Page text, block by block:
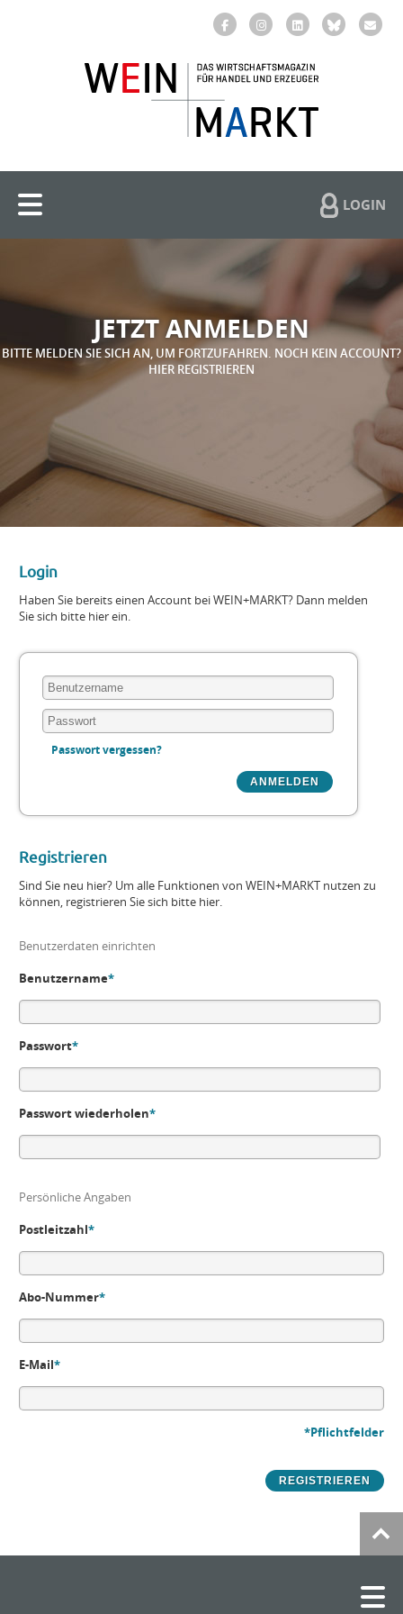
LOGIN
JETZT ANMELDEN
BITTE MELDEN SIE SICH AN, UM FORTZUFAHREN. NOCH KEIN ACCOUNT?
HIER REGISTRIEREN
Login
Haben Sie bereits einen Account bei WEIN+MARKT? Dann melden
Sie sich bitte hier ein.
Passwort vergessen?
Registrieren
Sind Sie neu hier? Um alle Funktionen von WEIN+MARKT nutzen zu
können, registrieren Sie sich bitte hier.
Benutzerdaten einrichten
Benutzername*
Passwort*
Passwort wiederholen*
Persönliche Angaben
Postleitzahl*
Abo-Nummer*
E-Mail*
*Pflichtfelder